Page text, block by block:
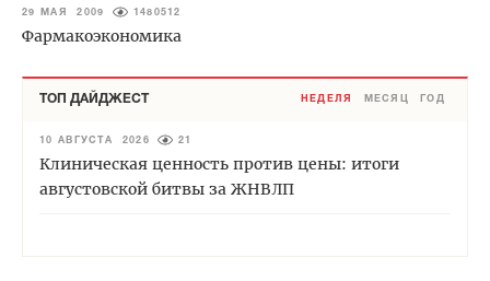
29 МАЯ 2009 1480512
Фармакоэкономика
ТОП ДАЙДЖЕСТ НЕДЕЛЯ МЕСЯЦ ГОД
10 АВГУСТА 2026 21
Клиническая ценность против цены: итоги
августовской битвы за ЖНВЛП